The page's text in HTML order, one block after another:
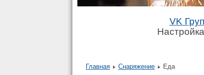
VK
Главная Снаряжение Еда